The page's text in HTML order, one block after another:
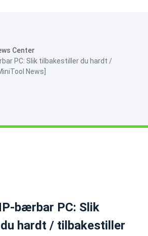
Center
PC: Slik tilbakestiller du hardt /
News]
bærbar PC: Slik
hardt / tilbakestiller